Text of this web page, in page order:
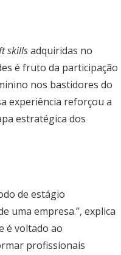
skillsadquiridas no
é fruto da participação
nos bastidores do
experiência reforçou a
estratégica dos
de estágio
uma empresa.”, explica
é voltado ao
profissionais